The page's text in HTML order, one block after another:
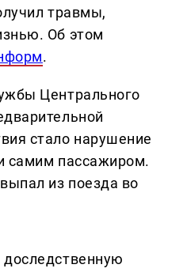
травмы,
Об этом
.
Центрального
стало нарушение
самим пассажиром.
из поезда во